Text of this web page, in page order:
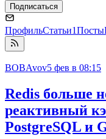
Подписаться
ПрофильСтатьи1Посты
BOBAvov5 фев в 08:15
Redis больше
реактивный
PostgreSQL и